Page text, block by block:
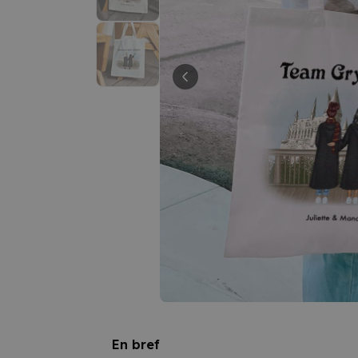
En bref